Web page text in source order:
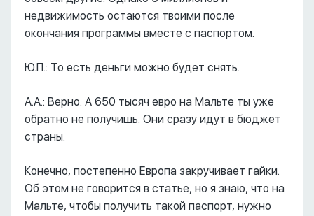
недвижимость остаются твоими после
окончания программы вместе с паспортом.
Ю.П.: То есть деньги можно будет снять.
А.А.: Верно. А 650 тысяч евро на Мальте ты уже
обратно не получишь. Они сразу идут в бюджет
страны.
Конечно, постепенно Европа закручивает гайки.
Об этом не говорится в статье, но я знаю, что на
Мальте, чтобы получить такой паспорт, нужно